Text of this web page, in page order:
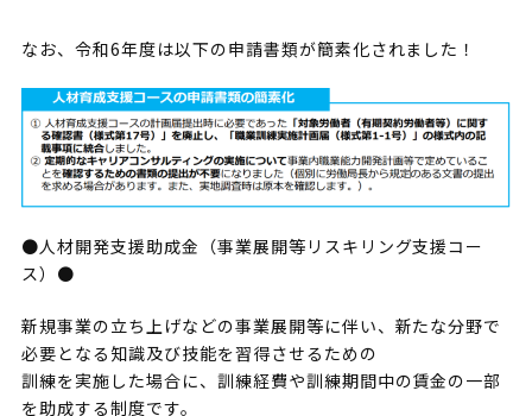
なお、令和6年度は以下の申請書類が簡素化されました！
●人材開発支援助成金（事業展開等リスキリング支援コー
ス）●
新規事業の立ち上げなどの事業展開等に伴い、新たな分野で
必要となる知識及び技能を習得させるための
訓練を実施した場合に、訓練経費や訓練期間中の賃金の一部
を助成する制度です。